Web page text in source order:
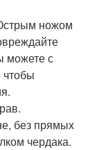
ножом
можете с
чтобы
без прямых
чердака.